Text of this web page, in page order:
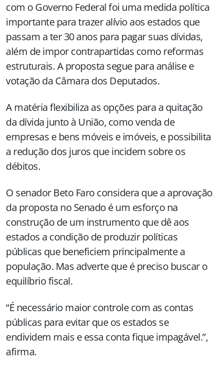
com o Governo Federal foi uma medida política
importante para trazer alívio aos estados que
passam a ter 30 anos para pagar suas dívidas,
além de impor contrapartidas como reformas
estruturais. A proposta segue para análise e
votação da Câmara dos Deputados.
A matéria flexibiliza as opções para a quitação
da dívida junto à União, como venda de
empresas e bens móveis e imóveis, e possibilita
a redução dos juros que incidem sobre os
débitos.
O senador Beto Faro considera que a aprovação
da proposta no Senado é um esforço na
construção de um instrumento que dê aos
estados a condição de produzir políticas
públicas que beneficiem principalmente a
população. Mas adverte que é preciso buscar o
equilíbrio fiscal.
“É necessário maior controle com as contas
públicas para evitar que os estados se
endividem mais e essa conta fique impagável.”,
afirma.